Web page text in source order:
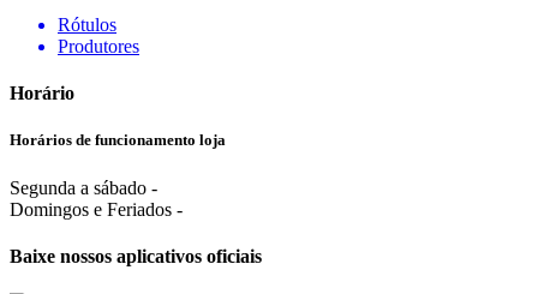
Rótulos
Produtores
Horário
Horários de funcionamento loja
Segunda a sábado -
Domingos e Feriados -
Baixe nossos aplicativos oficiais